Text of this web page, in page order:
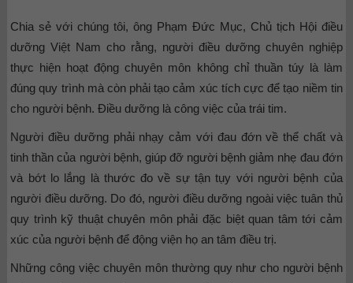
Chia sẻ với chúng tôi, ông Phạm Đức Mục, Chủ tịch Hội điều
dưỡng Việt Nam cho rằng, người điều dưỡng chuyên nghiệp
thực hiện hoạt động chuyên môn không chỉ thuần túy là làm
đúng quy trình mà còn phải tạo cảm xúc tích cực để tạo niềm tin
cho người bệnh. Điều dưỡng là công việc của trái tim.
Người điều dưỡng phải nhạy cảm với đau đớn về thể chất và
tinh thần của người bệnh, giúp đỡ người bệnh giảm nhẹ đau đớn
và bớt lo lắng là thước đo về sự tận tụy với người bệnh của
người điều dưỡng. Do đó, người điều dưỡng ngoài việc tuân thủ
quy trình kỹ thuật chuyên môn phải đặc biệt quan tâm tới cảm
xúc của người bệnh để động viện họ an tâm điều trị.
Những công việc chuyên môn thường quy như cho người bệnh